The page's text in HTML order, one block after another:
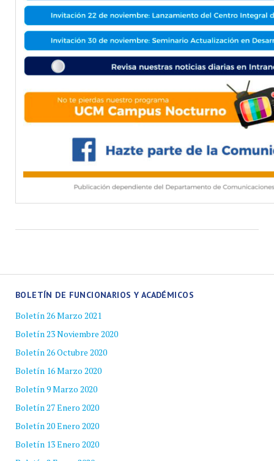
BOLETÍN DE FUNCIONARIOS Y ACADÉMICOS
Boletín 26 Marzo 2021
Boletín 23 Noviembre 2020
Boletín 26 Octubre 2020
Boletín 16 Marzo 2020
Boletín 9 Marzo 2020
Boletín 27 Enero 2020
Boletín 20 Enero 2020
Boletín 13 Enero 2020